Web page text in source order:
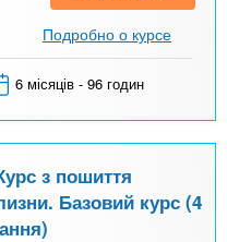
Подробно о курсе
6 місяців - 96 годин
з пошиття
Базовий курс (4